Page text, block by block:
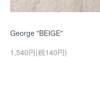
George "BEIGE"
1,540円(税140円)